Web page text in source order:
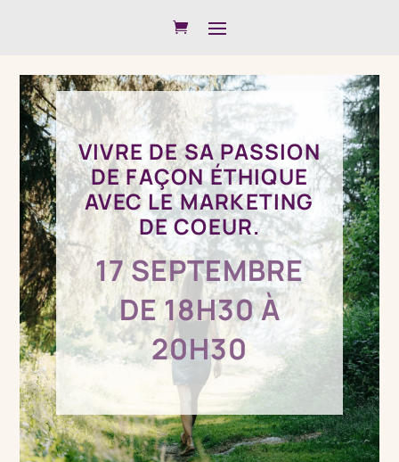
VIVRE DE SA PASSION
DE FAÇON ÉTHIQUE
AVEC LE MARKETING
DE COEUR.
17 SEPTEMBRE
DE 18H30 À
20H30